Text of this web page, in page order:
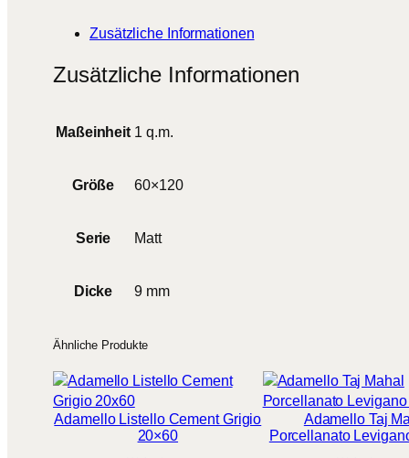
Zusätzliche Informationen
Zusätzliche Informationen
Maßeinheit 1 q.m.
Größe 60×120
Serie Matt
Dicke 9 mm
Ähnliche Produkte
Adamello Listello Cement Grigio
20×60
Adamello Taj
Porcellanato